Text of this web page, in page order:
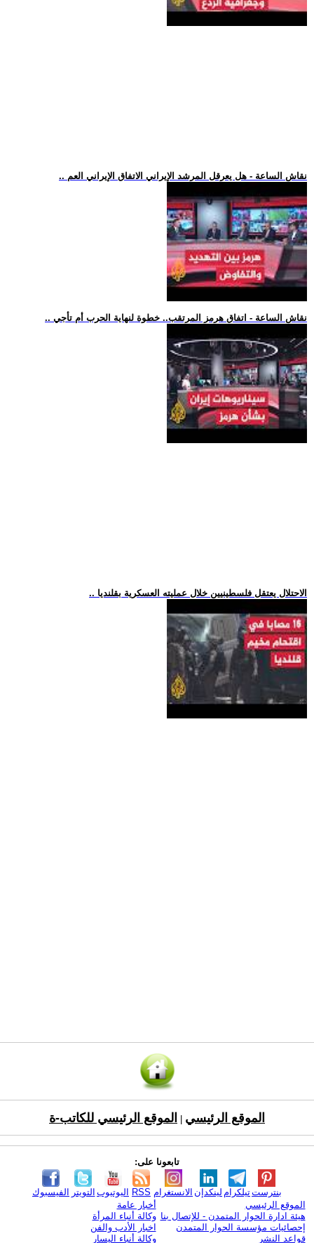
.. نقاش الساعة - هل يعرقل المرشد الإيراني الاتفاق الإيراني العم
.. نقاش الساعة - اتفاق هرمز المرتقب.. خطوة لنهاية الحرب أم تأجي
.. الاحتلال يعتقل فلسطينيين خلال عمليته العسكرية بقلنديا
الموقع الرئيسي الموقع الرئيسي للكاتب-ة
تابعونا على:
الفيسبوك التويتر اليوتيوب RSS الانستغرام لينكدإن تيلكرامبنترست
الموقع الرئيسي
هيئة ادارة الحوار المتمدن - للإتصال بنا
إحصائيات مؤسسة الحوار المتمدن
قواعد النشر
أخبار عامة
وكالة أنباء المرأة
اخبار الأدب والفن
وكالة أنباء اليسار